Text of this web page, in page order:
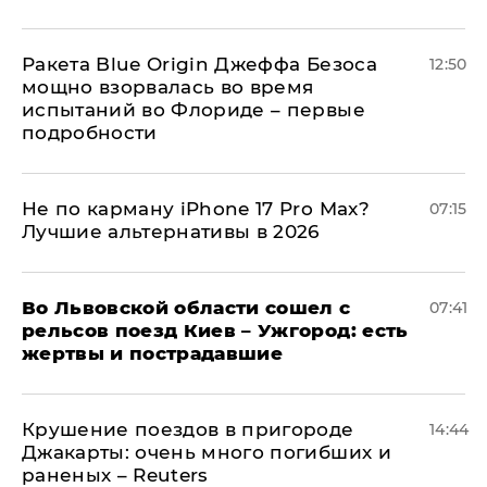
Ракета Blue Origin Джеффа Безоса
мощно взорвалась во время
испытаний во Флориде – первые
подробности
12:50
Не по карману iPhone 17 Pro Max?
Лучшие альтернативы в 2026
07:15
Во Львовской области сошел с
рельсов поезд Киев – Ужгород: есть
жертвы и пострадавшие
07:41
Крушение поездов в пригороде
Джакарты: очень много погибших и
раненых – Reuters
14:44